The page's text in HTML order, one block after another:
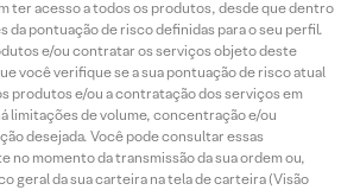
ter acesso a todos os produtos, desde que dentro
da pontuação de risco definidas para o seu perfil.
e/ou contratar os serviços objeto deste
você verifique se a sua pontuação de risco atual
produtos e/ou a contratação dos serviços em
limitações de volume, concentração e/ou
desejada. Você pode consultar essas
no momento da transmissão da sua ordem ou,
geral da sua carteira na tela de carteira (Visão